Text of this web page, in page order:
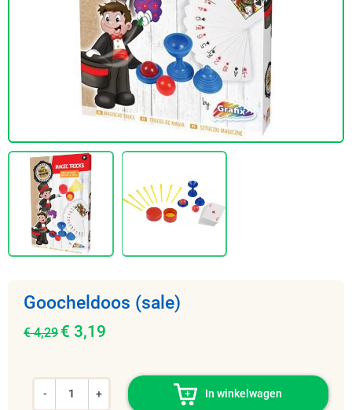
Goocheldoos (sale)
€ 4,29 € 3,19
- + In winkelwagen